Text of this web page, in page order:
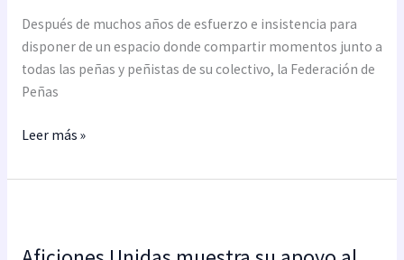
Después de muchos años de esfuerzo e insistencia para
disponer de un espacio donde compartir momentos junto a
todas las peñas y peñistas de su colectivo, la Federación de
Peñas
SD
Ponferradina
ya
tiene
social
Leer más »
muestra